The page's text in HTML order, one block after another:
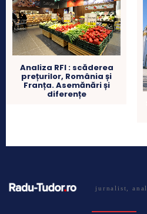
Analiza RFI : scăderea
prețurilor, România și
Franța. Asemănări și
diferențe
jurnalist,